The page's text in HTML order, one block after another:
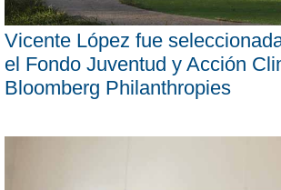
Vicente López fue
el Fondo Juventud y Acción
Bloomberg Philanthropies